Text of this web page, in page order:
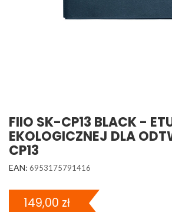
FIIO SK-CP13 BLACK -
EKOLOGICZNEJ DLA
CP13
EAN: 6953175791416
149,00 zł